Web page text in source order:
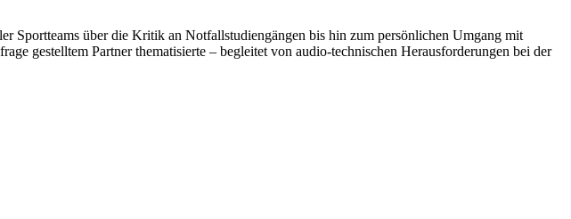
Sportteams über die Kritik an Notfallstudiengängen bis hin zum persönlichen Umgang mit
gestelltem Partner thematisierte – begleitet von audio-technischen Herausforderungen bei der